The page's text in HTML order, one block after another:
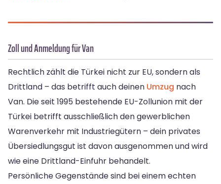
Zoll und Anmeldung für Van
Rechtlich zählt die Türkei nicht zur EU, sondern als
Drittland – das betrifft auch deinen Umzug nach
Van. Die seit 1995 bestehende EU-Zollunion mit der
Türkei betrifft ausschließlich den gewerblichen
Warenverkehr mit Industriegütern – dein privates
Übersiedlungsgut ist davon ausgenommen und wird
wie eine Drittland-Einfuhr behandelt.
Persönliche Gegenstände sind bei einem echten